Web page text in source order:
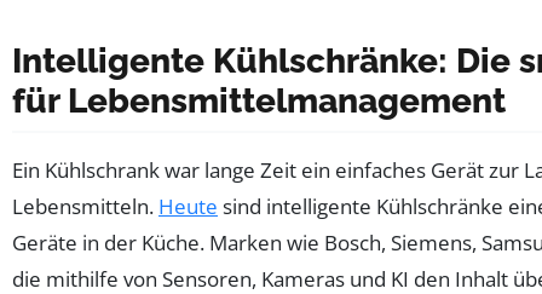
Intelligente Kühlschränke: Die
für Lebensmittelmanagement
Ein Kühlschrank war lange Zeit ein einfaches Gerät zur
Lebensmitteln. Heute sind intelligente Kühlschränke
Geräte in der Küche. Marken wie Bosch, Siemens,
die mithilfe von Sensoren, Kameras und KI den Inhalt